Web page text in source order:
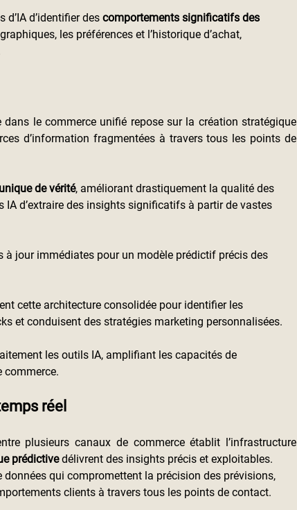
d’identifier des comportements significatifs des
les préférences et l’historique d’achat,
le commerce unifié repose sur la création stratégique
d’information fragmentées à travers tous les points de
de vérité, améliorant drastiquement la qualité des
d’extraire des insights significatifs à partir de vastes
à jour immédiates pour un modèle prédictif précis des
cette architecture consolidée pour identifier les
et conduisent des stratégies marketing personnalisées.
les outils IA, amplifiant les capacités de
commerce.
réel
plusieurs canaux de commerce établit l’infrastructure
prédictive délivrent des insights précis et exploitables.
qui compromettent la précision des prévisions,
clients à travers tous les points de contact.